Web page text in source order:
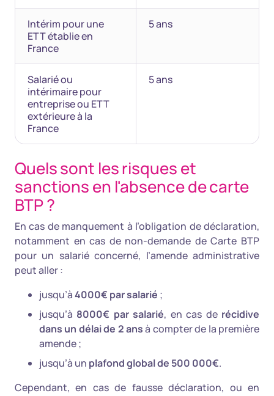
Intérim pour une
ETT établie en
France
5 ans
Salarié ou
intérimaire pour
entreprise ou ETT
extérieure à la
France
5 ans
Quels sont les risques et
sanctions en l'absence de carte
BTP ?
En cas de manquement à l’obligation de déclaration,
notamment en cas de non-demande de Carte BTP
pour un salarié concerné, l’amende administrative
peut aller :
jusqu’à4000€ par salarié ;
jusqu’à 8000€ par salarié, en cas de récidive
dans un délai de 2 ansà compter de la première
amende ;
jusqu’à un plafond global de 500 000€.
Cependant, en cas de fausse déclaration, ou en